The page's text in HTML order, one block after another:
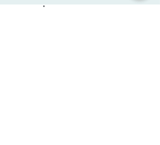
מעוניינים בעדכונים על אירועי